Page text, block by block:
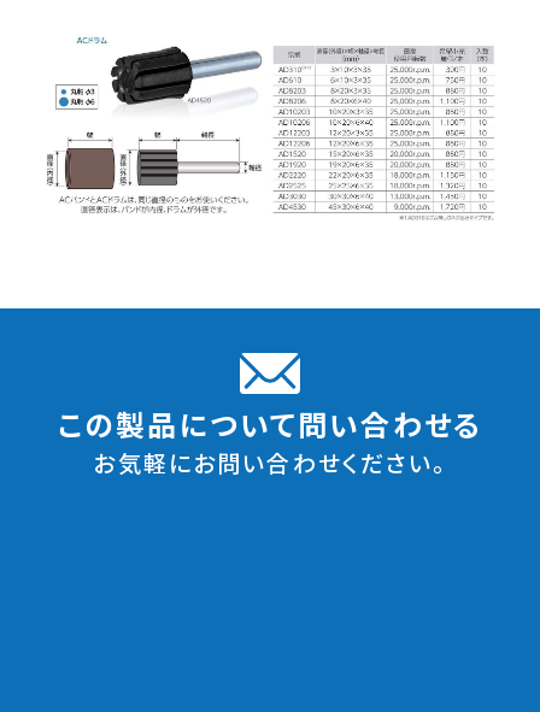
この製品について問い合わせる
お気軽にお問い合わせください。